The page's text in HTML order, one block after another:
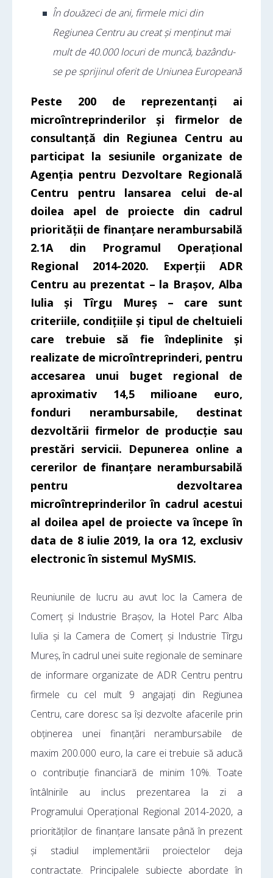
În douăzeci de ani, firmele mici din
Regiunea Centru au creat și menținut mai
mult de 40.000 locuri de muncă, bazându-
se pe sprijinul oferit de Uniunea Europeană
Peste 200 de reprezentanți ai
microîntreprinderilor și firmelor de
consultanță din Regiunea Centru au
participat la sesiunile organizate de
Agenția pentru Dezvoltare Regională
Centru pentru lansarea celui de-al
doilea apel de proiecte din cadrul
priorității de finanțare nerambursabilă
2.1A din Programul Operațional
Regional 2014-2020. Experții ADR
Centru au prezentat – la Brașov, Alba
Iulia și Tîrgu Mureș – care sunt
criteriile, condițiile și tipul de cheltuieli
care trebuie să fie îndeplinite și
realizate de microîntreprinderi, pentru
accesarea unui buget regional de
aproximativ 14,5 milioane euro,
fonduri nerambursabile, destinat
dezvoltării firmelor de producție sau
prestări servicii. Depunerea online a
cererilor de finanțare nerambursabilă
pentru dezvoltarea
microîntreprinderilor în cadrul acestui
al doilea apel de proiecte va începe în
data de 8 iulie 2019, la ora 12, exclusiv
electronic în sistemul MySMIS.
Reuniunile de lucru au avut loc la Camera de
Comerț și Industrie Brașov, la Hotel Parc Alba
Iulia și la Camera de Comerț și Industrie Tîrgu
Mureș, în cadrul unei suite regionale de seminare
de informare organizate de ADR Centru pentru
firmele cu cel mult 9 angajați din Regiunea
Centru, care doresc sa își dezvolte afacerile prin
obținerea unei finanțări nerambursabile de
maxim 200.000 euro, la care ei trebuie să aducă
o contribuție financiară de minim 10%. Toate
întâlnirile au inclus prezentarea la zi a
Programului Operațional Regional 2014-2020, a
priorităților de finanțare lansate până în prezent
și stadiul implementării proiectelor deja
contractate. Principalele subiecte abordate în